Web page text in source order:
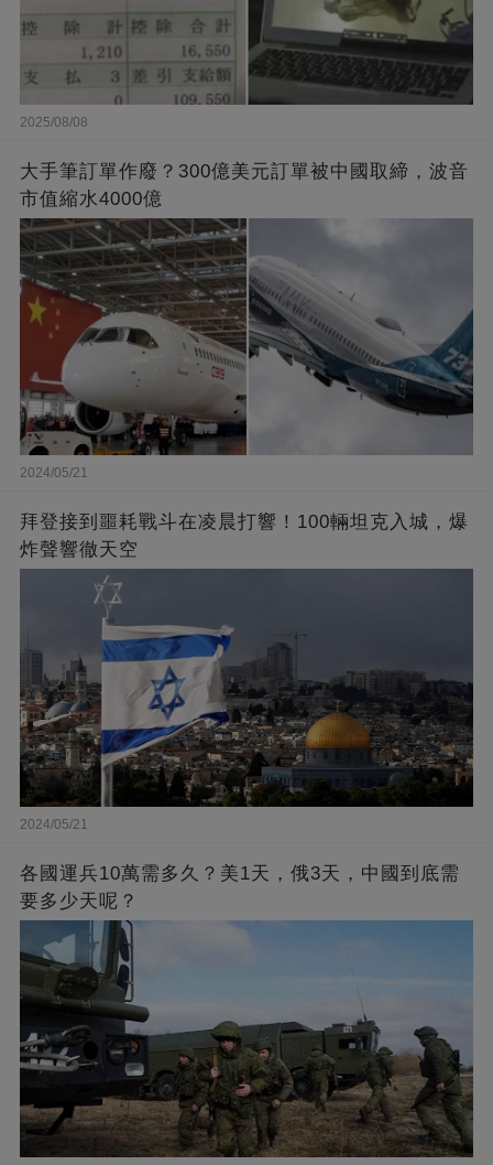
2025/08/08
大手筆訂單作廢？300億美元訂單被中國取締，波音
市值縮水4000億
2024/05/21
拜登接到噩耗戰斗在凌晨打響！100輛坦克入城，爆
炸聲響徹天空
2024/05/21
各國運兵10萬需多久？美1天，俄3天，中國到底需
要多少天呢？